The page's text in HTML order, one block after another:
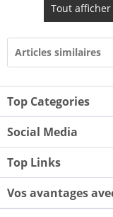
Tout
Articles similaires
Top Categories
Social Media
Top Links
Vos avantages